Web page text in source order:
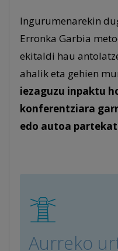
Ingurumenarekin
Erronka Garbia
ekitaldi hau
ahalik eta gehien
iezaguzu inpaktu
konferentziara
edo autoa
Aurreko